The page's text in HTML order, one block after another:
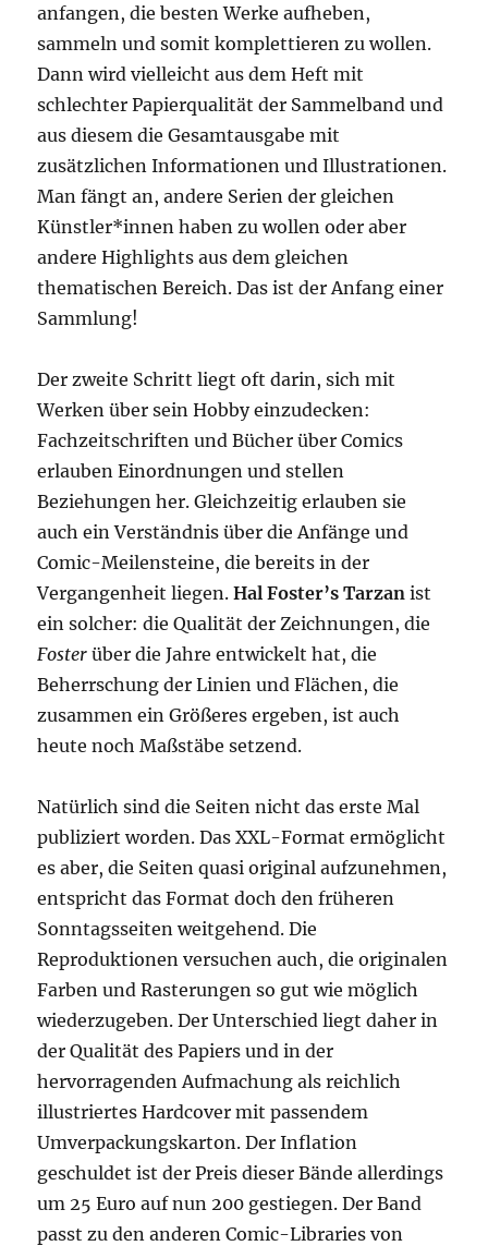
anfangen, die besten Werke aufheben,
sammeln und somit komplettieren zu wollen.
Dann wird vielleicht aus dem Heft mit
schlechter Papierqualität der Sammelband und
aus diesem die Gesamtausgabe mit
zusätzlichen Informationen und Illustrationen.
Man fängt an, andere Serien der gleichen
Künstler*innen haben zu wollen oder aber
andere Highlights aus dem gleichen
thematischen Bereich. Das ist der Anfang einer
Sammlung!
Der zweite Schritt liegt oft darin, sich mit
Werken über sein Hobby einzudecken:
Fachzeitschriften und Bücher über Comics
erlauben Einordnungen und stellen
Beziehungen her. Gleichzeitig erlauben sie
auch ein Verständnis über die Anfänge und
Comic-Meilensteine, die bereits in der
Vergangenheit liegen.Hal Foster’s Tarzan ist
ein solcher: die Qualität der Zeichnungen, die
Fosterüber die Jahre entwickelt hat, die
Beherrschung der Linien und Flächen, die
zusammen ein Größeres ergeben, ist auch
heute noch Maßstäbe setzend.
Natürlich sind die Seiten nicht das erste Mal
publiziert worden. Das XXL-Format ermöglicht
es aber, die Seiten quasi original aufzunehmen,
entspricht das Format doch den früheren
Sonntagsseiten weitgehend. Die
Reproduktionen versuchen auch, die originalen
Farben und Rasterungen so gut wie möglich
wiederzugeben. Der Unterschied liegt daher in
der Qualität des Papiers und in der
hervorragenden Aufmachung als reichlich
illustriertes Hardcover mit passendem
Umverpackungskarton. Der Inflation
geschuldet ist der Preis dieser Bände allerdings
um 25 Euro auf nun 200 gestiegen. Der Band
passt zu den anderen Comic-Libraries von